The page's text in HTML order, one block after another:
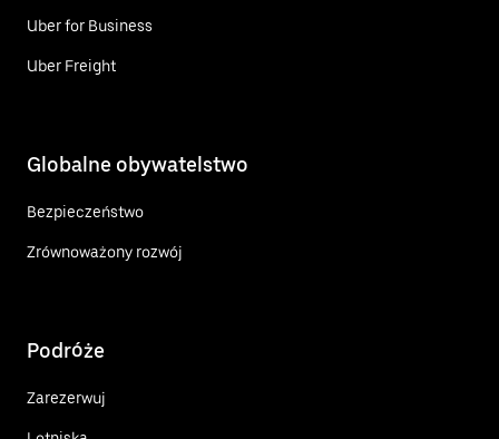
Uber for Business
Uber Freight
Globalne obywatelstwo
Bezpieczeństwo
Zrównoważony rozwój
Podróże
Zarezerwuj